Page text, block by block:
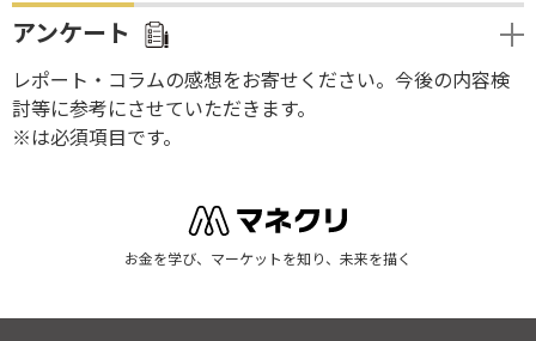
アンケート
レポート・コラムの感想をお寄せください。今後の内容検
討等に参考にさせていただきます。
※は必須項目です。
お金を学び、マーケットを知り、未来を描く